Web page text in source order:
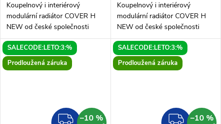
Koupelnový i interiérový
modulární radiátor COVER H
NEW od české společnosti
HOPA. Elegantní radiátor je
dostupný v mnoha variantách.
COVER H NEW je originální
radiátor...
Koupelnový i interiérový
modulární radiátor COVER H
NEW od české společnosti
HOPA. Elegantní radiátor je
dostupný v mnoha variantách.
COVER H NEW je originální
radiátor...
SALECODE:LETO:3:%
Prodloužená záruka
ZDARMA
–10 %
SALECODE:LETO:3:%
Prodloužená záruka
–10 %